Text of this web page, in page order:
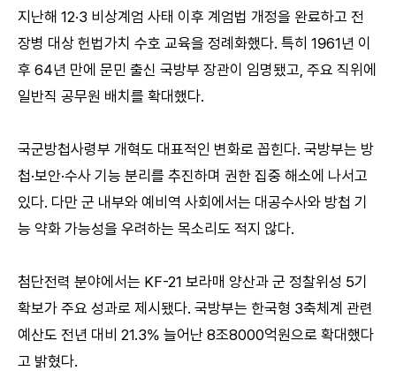
지난해 12·3 비상계엄 사태 이후 계엄법 개정을 완료하고 전
장병 대상 헌법가치 수호 교육을 정례화했다. 특히 1961년 이
후 64년 만에 문민 출신 국방부 장관이 임명됐고, 주요 직위에
일반직 공무원 배치를 확대했다.
국군방첩사령부 개혁도 대표적인 변화로 꼽힌다. 국방부는 방
첩·보안·수사 기능 분리를 추진하며 권한 집중 해소에 나서고
있다. 다만 군 내부와 예비역 사회에서는 대공수사와 방첩 기
능 약화 가능성을 우려하는 목소리도 적지 않다.
첨단전력 분야에서는 KF-21 보라매 양산과 군 정찰위성 5기
확보가 주요 성과로 제시됐다. 국방부는 한국형 3축체계 관련
예산도 전년 대비 21.3% 늘어난 8조8000억원으로 확대했다
고 밝혔다.